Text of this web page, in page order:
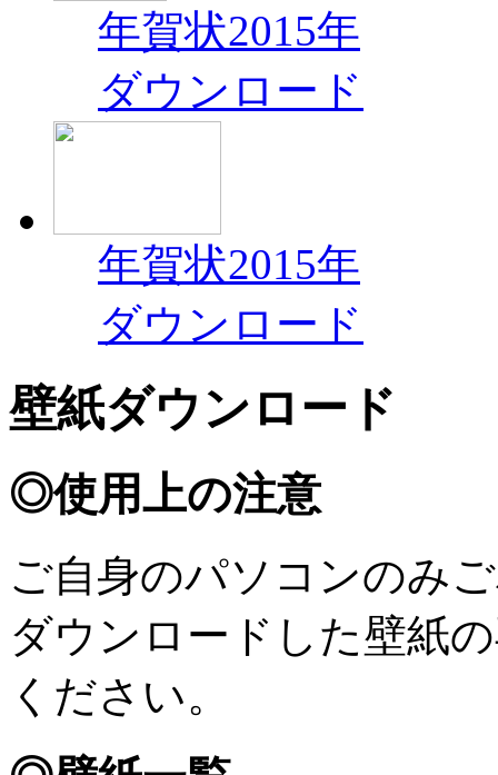
年賀状2015年
ダウンロード
年賀状2015年
ダウンロード
壁紙ダウンロード
◎使用上の注意
ご自身のパソコンのみ
ダウンロードした壁紙
ください。